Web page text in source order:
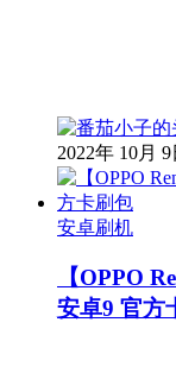
2022年 10月 9
安卓刷机
【OPPO
安卓9 官方